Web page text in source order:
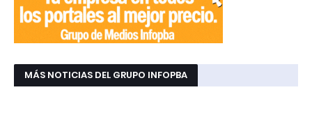
MÁS NOTICIAS DEL GRUPO INFOPBA